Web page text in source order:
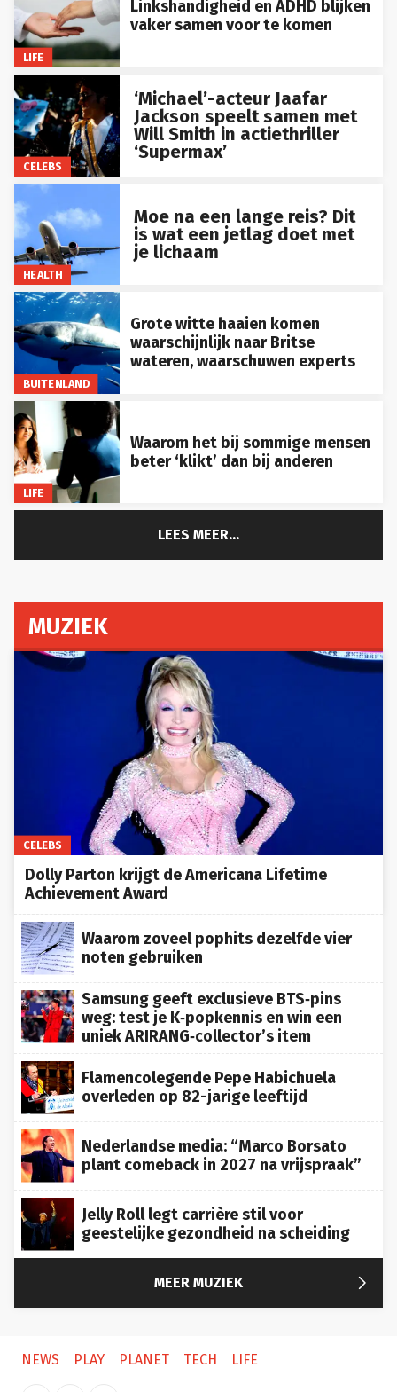
LIFE
vaker samen voor te komen
CELEBS
Jackson speelt samen met
Will Smith in actiethriller
‘Supermax’
HEALTH
is wat een jetlag doet met
je lichaam
BUITENLAND
waarschijnlijk naar Britse
wateren, waarschuwen experts
beter ‘klikt’ dan bij anderen
MUZIEK
Dolly Parton krijgt de Americana Lifetime
Achievement Award
noten gebruiken
weg: test je K‑popkennis en win een
uniek ARIRANG‑collector’s item
overleden op 82-jarige leeftijd
plant comeback in 2027 na vrijspraak”
geestelijke gezondheid na scheiding